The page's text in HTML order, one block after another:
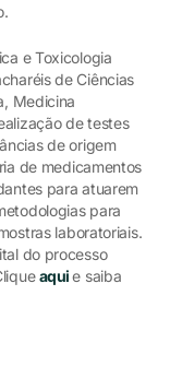
e Toxicologia
de Ciências
Medicina
de testes
de origem
de medicamentos
para atuarem
para
laboratoriais.
do processo
aquie saiba